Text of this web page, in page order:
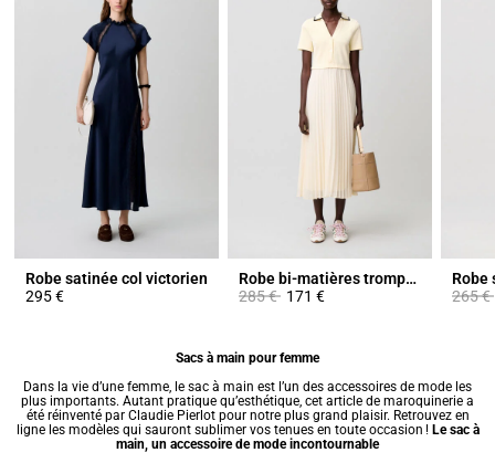
Robe satinée col victorien
295 €
Robe bi-matières trompe-l'œil
Prix réduit à partir de
285 €à171 €
Robe
Prix
265 €
Sacs à main pour femme
Dans la vie d’une femme, le sac à main est l’un des accessoires de mode les
plus importants. Autant pratique qu’esthétique, cet article de maroquinerie a
été réinventé par Claudie Pierlot pour notre plus grand plaisir. Retrouvez en
ligne les modèles qui sauront sublimer vos tenues en toute occasion ! Le sac à
main, un accessoire de mode incontournable